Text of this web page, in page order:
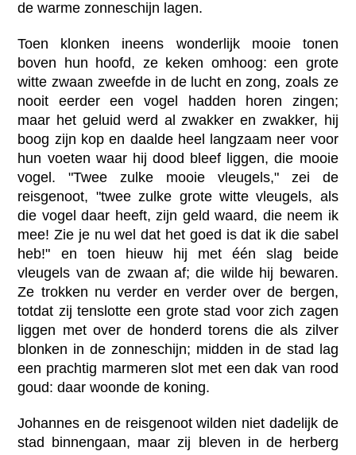
de warme zonneschijn lagen.
Toen klonken ineens wonderlijk mooie tonen
boven hun hoofd, ze keken omhoog: een grote
witte zwaan zweefde in de lucht en zong, zoals ze
nooit eerder een vogel hadden horen zingen;
maar het geluid werd al zwakker en zwakker, hij
boog zijn kop en daalde heel langzaam neer voor
hun voeten waar hij dood bleef liggen, die mooie
vogel. "Twee zulke mooie vleugels," zei de
reisgenoot, "twee zulke grote witte vleugels, als
die vogel daar heeft, zijn geld waard, die neem ik
mee! Zie je nu wel dat het goed is dat ik die sabel
heb!" en toen hieuw hij met één slag beide
vleugels van de zwaan af; die wilde hij bewaren.
Ze trokken nu verder en verder over de bergen,
totdat zij tenslotte een grote stad voor zich zagen
liggen met over de honderd torens die als zilver
blonken in de zonneschijn; midden in de stad lag
een prachtig marmeren slot met een dak van rood
goud: daar woonde de koning.
Johannes en de reisgenoot wilden niet dadelijk de
stad binnengaan, maar zij bleven in de herberg